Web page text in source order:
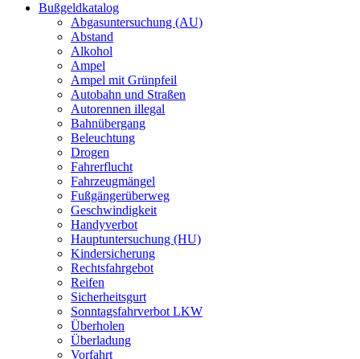
Bußgeldkatalog
Abgasuntersuchung (AU)
Abstand
Alkohol
Ampel
Ampel mit Grünpfeil
Autobahn und Straßen
Autorennen illegal
Bahnübergang
Beleuchtung
Drogen
Fahrerflucht
Fahrzeugmängel
Fußgängerüberweg
Geschwindigkeit
Handyverbot
Hauptuntersuchung (HU)
Kindersicherung
Rechtsfahrgebot
Reifen
Sicherheitsgurt
Sonntagsfahrverbot LKW
Überholen
Überladung
Vorfahrt